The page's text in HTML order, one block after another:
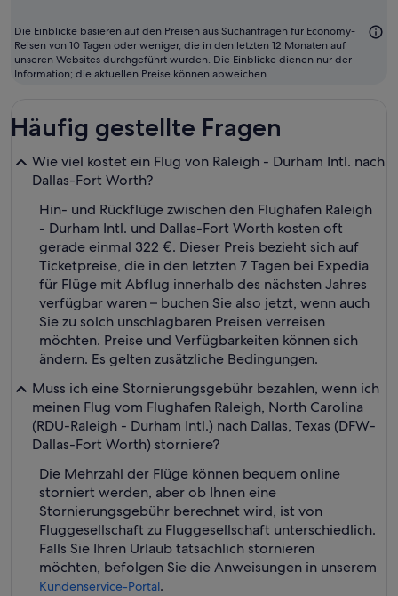
günstigste
Monat
zum
Die Einblicke basieren auf den Preisen aus Suchanfragen für Economy-
Reisen von 10 Tagen oder weniger, die in den letzten 12 Monaten auf
unseren Websites durchgeführt wurden. Die Einblicke dienen nur der
Information; die aktuellen Preise können abweichen.
Häufig gestellte Fragen
Wie viel kostet ein Flug von Raleigh - Durham Intl. nach
Dallas-Fort Worth?
Hin- und Rückflüge zwischen den Flughäfen Raleigh
- Durham Intl. und Dallas-Fort Worth kosten oft
gerade einmal 322 €. Dieser Preis bezieht sich auf
Ticketpreise, die in den letzten 7 Tagen bei Expedia
für Flüge mit Abflug innerhalb des nächsten Jahres
verfügbar waren – buchen Sie also jetzt, wenn auch
Sie zu solch unschlagbaren Preisen verreisen
möchten. Preise und Verfügbarkeiten können sich
ändern. Es gelten zusätzliche Bedingungen.
Muss ich eine Stornierungsgebühr bezahlen, wenn ich
meinen Flug vom Flughafen Raleigh, North Carolina
(RDU-Raleigh - Durham Intl.) nach Dallas, Texas (DFW-
Dallas-Fort Worth) storniere?
Die Mehrzahl der Flüge können bequem online
storniert werden, aber ob Ihnen eine
Stornierungsgebühr berechnet wird, ist von
Fluggesellschaft zu Fluggesellschaft unterschiedlich.
Falls Sie Ihren Urlaub tatsächlich stornieren
möchten, befolgen Sie die Anweisungen in unserem
Kundenservice-Portal.